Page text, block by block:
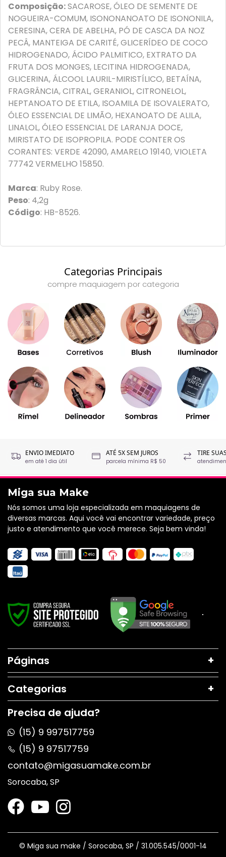
Composição:SACAROSE, ÓLEO DE SEMENTE DE
NOGUEIRA-COMUM, ISONONANOATO DE ISONONILA,
CERESINA, CERA DE ABELHA, PÓ DE CASCA DA NOZ
PECÂ, MANTEIGA DE CARITÉ, GLICERÍDEO DE COCO
HIDROGENADO, ÁCIDO PALMITICO, EXTRATO DA
FRUTA DOS MONGES, LECITINA HIDROGENADA,
GLICERINA, ÁLCOOL LAURIL-MIRISTÍLICO, BETAÍNA,
FRAGRÂNCIA, CITRAL, GERANIOL, CITRONELOL,
HEPTANOATO DE ETILA, ISOAMILA DE ISOVALERATO,
ÓLEO ESSENCIAL DE LIMÃO, HEXANOATO DE ALILA,
LINALOL, ÓLEO ESSENCIAL DE LARANJA DOCE,
MIRISTATO DE ISOPROPILA. PODE CONTER OS
CORANTES: VERDE 42090, AMARELO 19140, VIOLETA
77742 VERMELHO 15850.
Marca: Ruby Rose.
Peso: 4,2g
Código: HB-8526.
Categorias Principais
compre maquiagem por categoria
ENVIO IMEDIATO
em até 1 dia útil
ATÉ 5X SEM JUROS
parcela mínima R$ 50
TIRE
Precisa de ajuda?
(15) 9 997517759
(15) 9 97517759
contato@migasuamake.com.br
Sorocaba, SP
Páginas
Categorias
Miga sua Make
Nós somos uma loja especializada em maquiagens de
diversas marcas. Aqui você vai encontrar variedade, preço
justo e atendimento que você merece. Seja bem vinda!
© Miga sua make / Sorocaba, SP / 31.005.545/0001-14